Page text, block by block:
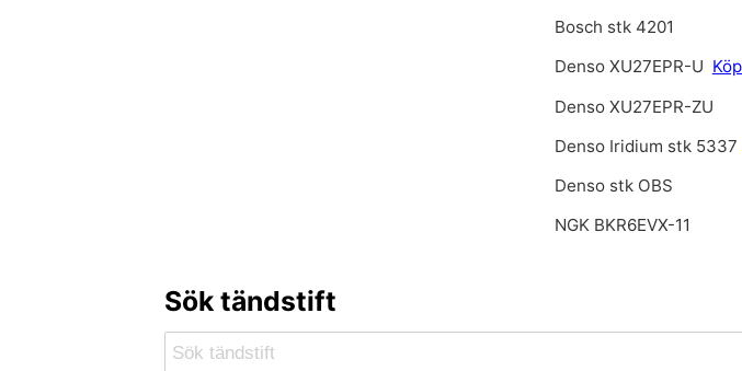
Bosch stk 4201
Denso XU27EPR-U
Denso XU27EPR-ZU
Denso Iridium stk 5337
Denso stk OBS
NGK BKR6EVX-11
Sök tändstift